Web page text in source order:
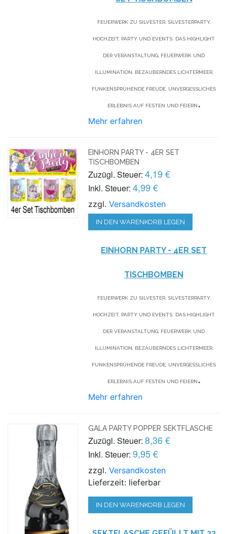
FEUERWERK ZU SILVESTER, SILVESTERPARTY,
HOCHZEIT, PARTY UND EVENTS. DAS HIGHLIGHT
DER VERANSTALTUNG, FEUERWERK UND
ILLUMINATION, BEZAUBERNDES LICHTERMEER,
FUNKENSPRÜHENDE FREUDE, UNVERGESSLICHES
ERLEBNIS AUF FESTEN UND FEIERN .
Mehr erfahren
EINHORN PARTY - 4ER SET
TISCHBOMBEN
Zuzügl. Steuer: 4,19 €
Inkl. Steuer: 4,99 €
zzgl.Versandkosten
IN DEN WARENKORB LEGEN
EINHORN PARTY - 4ER SET
TISCHBOMBEN
FEUERWERK ZU SILVESTER, SILVESTERPARTY,
HOCHZEIT, PARTY UND EVENTS. DAS HIGHLIGHT
DER VERANSTALTUNG, FEUERWERK UND
ILLUMINATION, BEZAUBERNDES LICHTERMEER,
FUNKENSPRÜHENDE FREUDE, UNVERGESSLICHES
ERLEBNIS AUF FESTEN UND FEIERN .
Mehr erfahren
GALA PARTY POPPER SEKTFLASCHE
Zuzügl. Steuer: 8,36 €
Inkl. Steuer: 9,95 €
zzgl.Versandkosten
Lieferzeit: lieferbar
IN DEN WARENKORB LEGEN